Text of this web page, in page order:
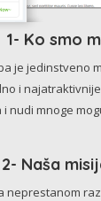
1- Ko smo
je jedinstveno
i
i nudi mnoge
2- Naša
neprestanom